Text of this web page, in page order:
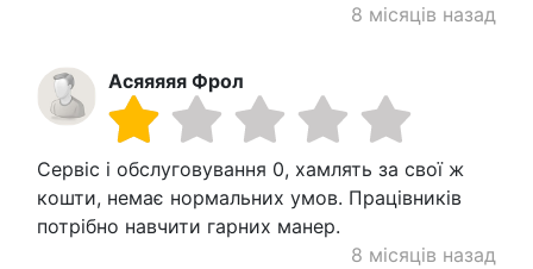
8 місяців назад
Асяяяяя Фрол
Сервіс і обслуговування 0, хамлять за свої ж
кошти, немає нормальних умов. Працівників
потрібно навчити гарних манер.
8 місяців назад